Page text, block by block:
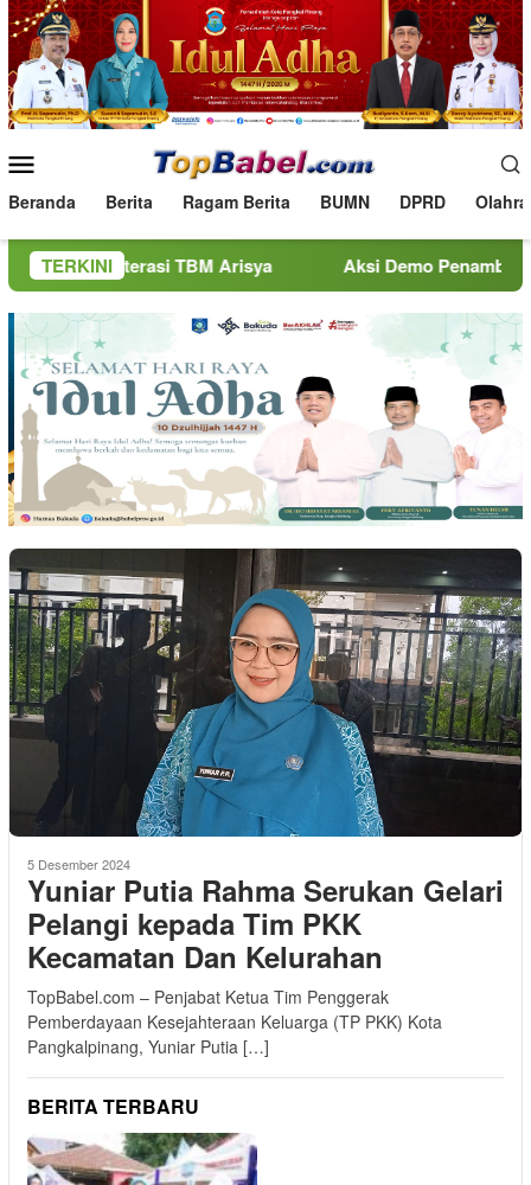
Loncat
ke
konten
Mobile
Beranda Berita Ragam Berita BUMN DPRD
TERKINI
TBM Arisya Aksi Demo Penambang Timah di
5 Desember 2024
Yuniar Putia Rahma Serukan Gelari
Pelangi kepada Tim PKK
Kecamatan Dan Kelurahan
TopBabel.com – Penjabat Ketua Tim Penggerak
Pemberdayaan Kesejahteraan Keluarga (TP PKK) Kota
Pangkalpinang, Yuniar Putia […]
BERITA TERBARU